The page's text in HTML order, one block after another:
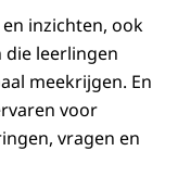
inzichten, ook
leerlingen
meekrijgen. En
voor
vragen en